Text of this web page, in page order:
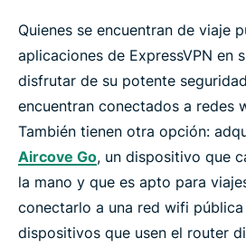
Quienes se encuentran de viaje
aplicaciones de ExpressVPN en
disfrutar de su potente
encuentran conectados a redes
También tienen otra opción:
Aircove Go, un dispositivo que
la mano y que es apto para
conectarlo a una red wifi
dispositivos que usen el router